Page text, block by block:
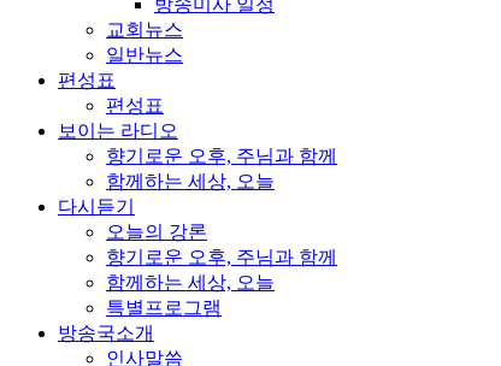
교회뉴스
일반뉴스
편성표
편성표
보이는 라디오
향기로운 오후, 주님과 함께
함께하는 세상, 오늘
다시듣기
오늘의 강론
향기로운 오후, 주님과 함께
함께하는 세상, 오늘
특별프로그램
방송국소개
인사말씀